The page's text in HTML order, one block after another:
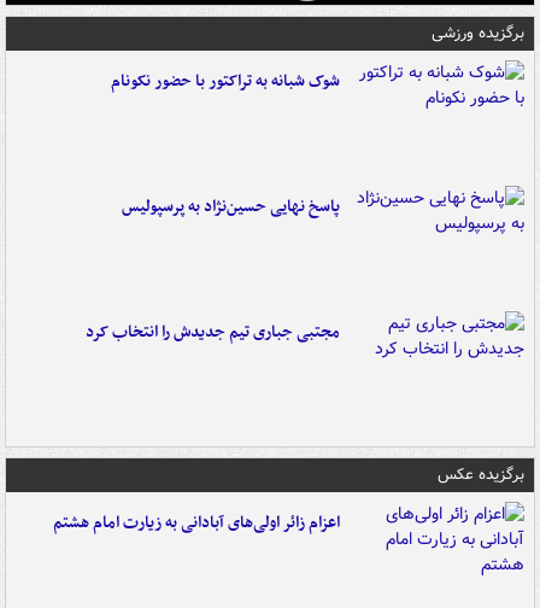
برگزیده ورزشی
شوک شبانه به تراکتور با حضور نکونام
پاسخ نهایی حسین‌نژاد به پرسپولیس
مجتبی جباری تیم جدیدش را انتخاب کرد
برگزیده عکس
اعزام زائر اولی‌های آبادانی به زیارت امام هشتم